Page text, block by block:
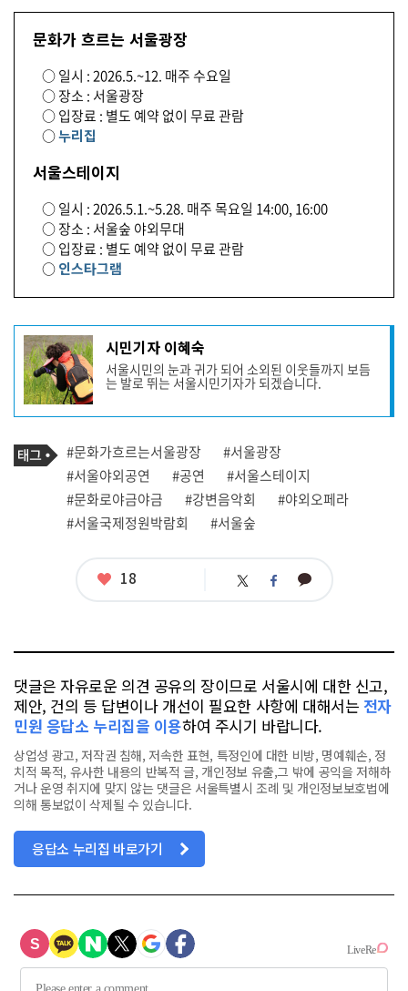
문화가 흐르는 서울광장
○ 일시 : 2026.5.~12. 매주 수요일
○ 장소 : 서울광장
○ 입장료 : 별도 예약 없이 무료 관람
○누리집
서울스테이지
○ 일시 : 2026.5.1.~5.28. 매주 목요일 14:00, 16:00
○ 장소 : 서울숲 야외무대
○ 입장료 : 별도 예약 없이 무료 관람
○인스타그램
기
사
작
성
자
프
필
시민기자 이혜숙
서울시민의 눈과 귀가 되어 소외된 이웃들까지 보듬
는 발로 뛰는 서울시민기자가 되겠습니다.
기
사
관
련
태
그
태
그
#문화가흐르는서울광장
#서울광장
#서울야외공연
#공연
#서울스테이지
#문화로야금야금
#강변음악회
#야외오페라
#서울국제정원박람회
#서울숲
좋
18 트 페 카
댓글은 자유로운 의견 공유의 장이므로 서울시에 대한 신고,
제안, 건의 등 답변이나 개선이 필요한 사항에 대해서는 전자
민원 응답소 누리집을 이용하여 주시기 바랍니다.
상업성 광고, 저작권 침해, 저속한 표현, 특정인에 대한 비방, 명예훼손, 정
치적 목적, 유사한 내용의 반복적 글, 개인정보 유출,그 밖에 공익을 저해하
거나 운영 취지에 맞지 않는 댓글은 서울특별시 조례 및 개인정보보호법에
의해 통보없이 삭제될 수 있습니다.
응답소 누리집 바로가기